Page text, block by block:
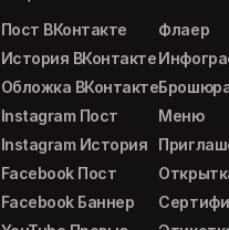
Пост ВКонтакте
История ВКонтакте
Обложка ВКонтакте
Instagram Пост
Instagram История
Facebook Пост
Facebook Баннер
Флаер
Меню